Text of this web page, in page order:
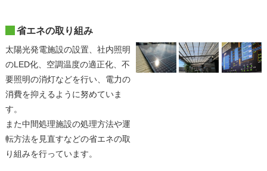
省エネの取り組み
太陽光発電施設の設置、社内照明
のLED化、空調温度の適正化、不
要照明の消灯などを行い、電力の
消費を抑えるように努めていま
す。
また中間処理施設の処理方法や運
転方法を見直すなどの省エネの取
り組みを行っています。